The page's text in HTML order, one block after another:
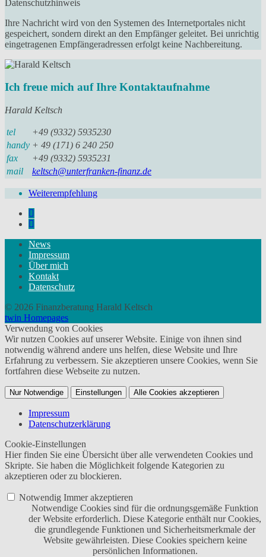
Datenschutzhinweis
Ihre Nachricht wird von den Systemen des Internetportales nicht
gespeichert, sondern direkt an den Empfänger geleitet. Bei unrichtig
eingetragenen Empfängeradressen erfolgt keine Nachbereitung.
Ich freue mich auf Ihre Kontaktaufnahme
Harald Keltsch
tel
+49 (9332) 5935230
handy + 49 (171) 6 240 250
fax
+49 (9332) 5935231
mail
keltsch@unterfranken-finanz.de
Weiterempfehlung
News
Impressum
Über mich
Kontakt
Datenschutz
© 2026 Finanzberatung Harald Keltsch
twin Homepages
Verwendung von Cookies
Wir nutzen Cookies auf unserer Website. Einige von ihnen sind
notwendig während andere uns helfen, diese Website und Ihre
Erfahrung zu verbessern. Sie akzeptieren unsere Cookies, wenn Sie
fortfahren diese Webseite zu nutzen.
Nur Notwendige Einstellungen Alle Cookies akzeptieren
Impressum
Datenschutzerklärung
Cookie-Einstellungen
Hier finden Sie eine Übersicht über alle verwendeten Cookies und
Skripte. Sie haben die Möglichkeit folgende Kategorien zu
akzeptieren oder zu blockieren.
Notwendig Immer akzeptieren
Notwendige Cookies sind für die ordnungsgemäße Funktion
der Website erforderlich. Diese Kategorie enthält nur Cookies,
die grundlegende Funktionen und Sicherheitsmerkmale der
Website gewährleisten. Diese Cookies speichern keine
persönlichen Informationen.